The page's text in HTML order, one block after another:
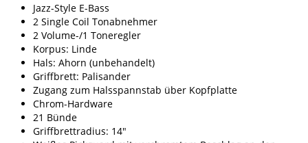
Jazz-Style E-Bass
2 Single Coil Tonabnehmer
2 Volume-/1 Toneregler
Korpus: Linde
Hals: Ahorn (unbehandelt)
Griffbrett: Palisander
Zugang zum Halsspannstab über Kopfplatte
Chrom-Hardware
21 Bünde
Griffbrettradius: 14"